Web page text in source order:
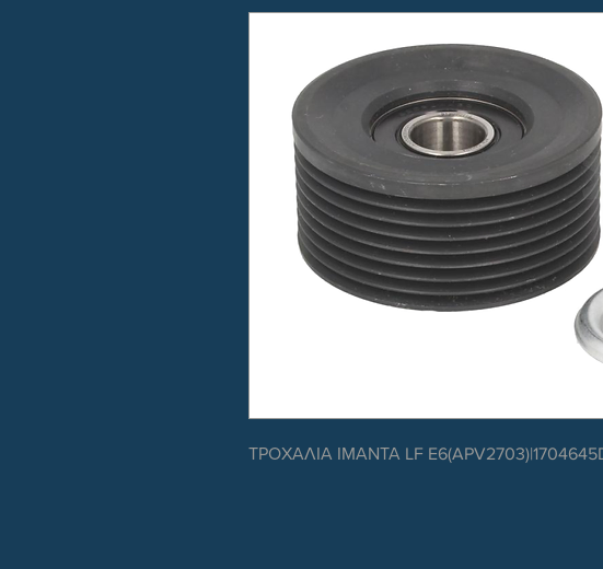
ΤΡΟΧΑΛΙΑ ΙΜΑΝΤΑ LF